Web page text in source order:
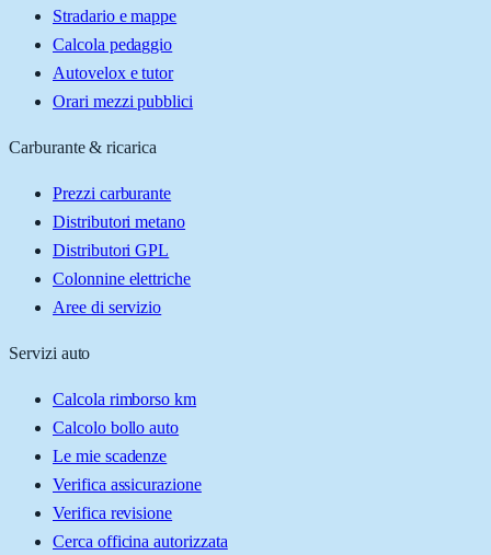
Stradario e mappe
Calcola pedaggio
Autovelox e tutor
Orari mezzi pubblici
Carburante & ricarica
Prezzi carburante
Distributori metano
Distributori GPL
Colonnine elettriche
Aree di servizio
Servizi auto
Calcola rimborso km
Calcolo bollo auto
Le mie scadenze
Verifica assicurazione
Verifica revisione
Cerca officina autorizzata